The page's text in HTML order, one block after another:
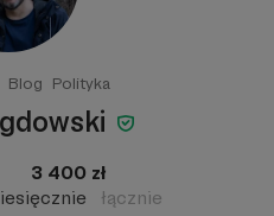
Blog Polityka
3 400 zł
łącznie